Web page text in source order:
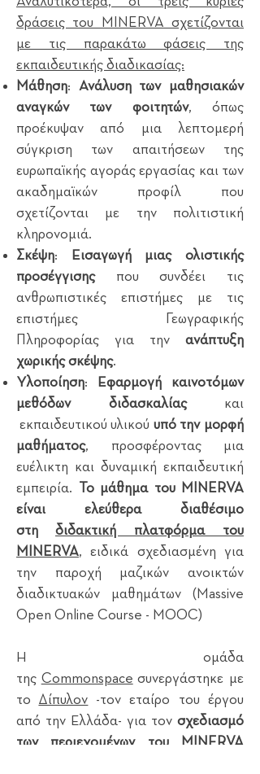
δράσεις του MINERVA σχετίζονται
με τις παρακάτω φάσεις της
εκπαιδευτικής διαδικασίας:
Μάθηση: Ανάλυση των μαθησιακών
αναγκών των φοιτητών, όπως
προέκυψαν από μια λεπτομερή
σύγκριση των απαιτήσεων της
ευρωπαϊκής αγοράς εργασίας και των
ακαδημαϊκών προφίλ που
σχετίζονται με την πολιτιστική
κληρονομιά.
Σκέψη:
Εισαγωγή μιας ολιστικής
προσέγγισηςπου συνδέει τις
ανθρωπιστικές επιστήμες με τις
επιστήμες Γεωγραφικής
Πληροφορίας για την ανάπτυξη
χωρικής σκέψης.
Υλοποίηση: Εφαρμογή
καινοτόμων
μεθόδων διδασκαλίαςκαι
εκπαιδευτικού υλικού υπό την μορφή
μαθήματος, προσφέροντας μια
ευέλικτη και δυναμική εκπαιδευτική
εμπειρία. Το μάθημα του MINERVA
είναι ελεύθερα διαθέσιμο
στη διδακτική πλατφόρμα του
MINERVA, ειδικά σχεδιασμένη για
την παροχή μαζικών ανοικτών
διαδικτυακών μαθημάτων (Massive
Open Online Course - MOOC)
Η ομάδα
της Commonspace συνεργάστηκε με
το Δίπυλον -τον εταίρο του έργου
από την Ελλάδα- για τον σχεδιασμό
των περιεχομένων του MINERVA